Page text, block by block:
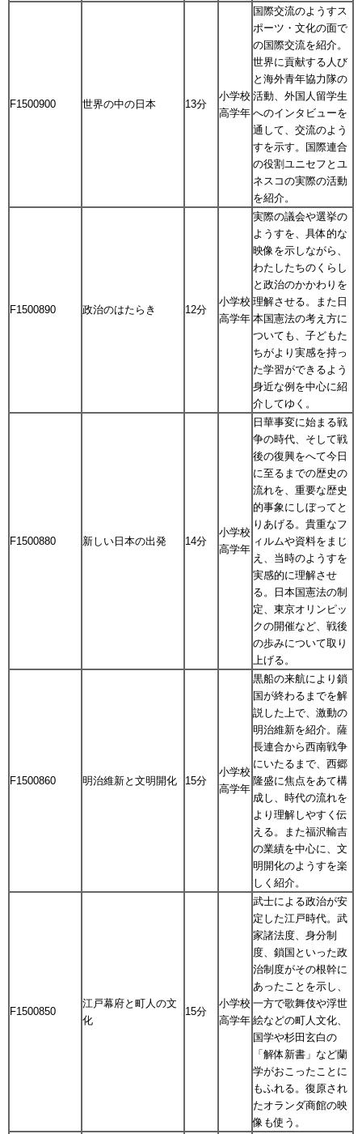
F1500900 世界の中の日本 13分
小学校
高学年
国際交流のようすス
ポーツ・文化の面で
の国際交流を紹介。
世界に貢献する人び
と海外青年協力隊の
活動、外国人留学生
へのインタビューを
通して、交流のよう
すを示す。国際連合
の役割ユニセフとユ
ネスコの実際の活動
を紹介。
F1500890 政治のはたらき 12分
小学校
高学年
実際の議会や選挙の
ようすを、具体的な
映像を示しながら、
わたしたちのくらし
と政治のかかわりを
理解させる。また日
本国憲法の考え方に
ついても、子どもた
ちがより実感を持っ
た学習ができるよう
身近な例を中心に紹
介してゆく。
F1500880 新しい日本の出発 14分
小学校
高学年
日華事変に始まる戦
争の時代、そして戦
後の復興をへて今日
に至るまでの歴史の
流れを、重要な歴史
的事象にしぼってと
りあげる。貴重なフ
ィルムや資料をまじ
え、当時のようすを
実感的に理解させ
る。日本国憲法の制
定、東京オリンピッ
クの開催など、戦後
の歩みについて取り
上げる。
F1500860 明治維新と文明開化 15分
小学校
高学年
黒船の来航により鎖
国が終わるまでを解
説した上で、激動の
明治維新を紹介。薩
長連合から西南戦争
にいたるまで、西郷
隆盛に焦点をあて構
成し、時代の流れを
より理解しやすく伝
える。また福沢輸吉
の業績を中心に、文
明開化のようすを楽
しく紹介。
F1500850
江戸幕府と町人の文
化
15分
小学校
高学年
武士による政治が安
定した江戸時代。武
家諸法度、身分制
度、鎖国といった政
治制度がその根幹に
あったことを示し、
一方で歌舞伎や浮世
絵などの町人文化、
国学や杉田玄白の
「解体新書」など蘭
学がおこったことに
もふれる。復原され
たオランダ商館の映
像も使う。